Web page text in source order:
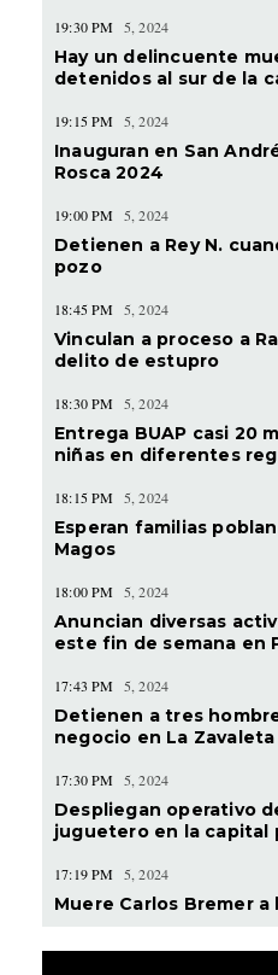
19:30 PM 5, 2024
Hay un delincuente
detenidos al sur de la
19:15 PM 5, 2024
Inauguran en San
Rosca 2024
19:00 PM 5, 2024
Detienen a Rey N.
pozo
18:45 PM 5, 2024
Vinculan a proceso a
delito de estupro
18:30 PM 5, 2024
Entrega BUAP casi 20
niñas en diferentes
18:15 PM 5, 2024
Esperan familias
Magos
18:00 PM 5, 2024
Anuncian diversas
este fin de semana en
17:43 PM 5, 2024
Detienen a tres
negocio en La Zavaleta
17:30 PM 5, 2024
Despliegan operativo
juguetero en la capital
17:19 PM 5, 2024
Muere Carlos Bremer a